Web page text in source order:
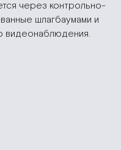
через контрольно-
шлагбаумами и
видеонаблюдения.